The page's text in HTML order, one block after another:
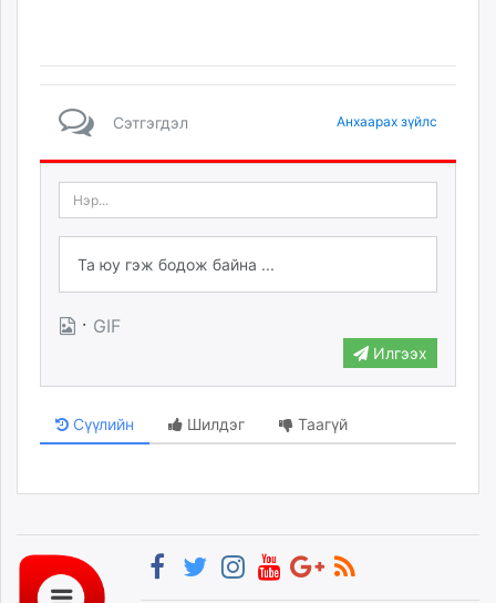
Сэтгэгдэл Анхаарах зүйлс
· GIF
Илгээх
Сүүлийн Шилдэг Таагүй